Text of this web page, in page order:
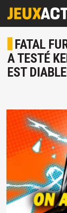
FATAL
A TESTÉ
EST